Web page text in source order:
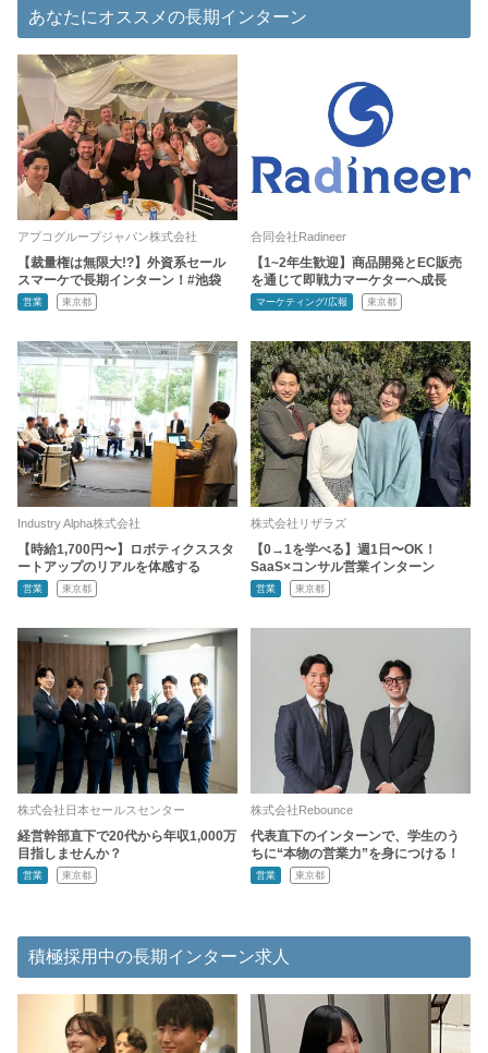
あなたにオススメの長期インターン
アプコグループジャパン株式会社
【裁量権は無限大!?】外資系セール
スマーケで長期インターン！#池袋
営業 東京都
合同会社Radineer
【1~2年生歓迎】商品開発とEC販売
を通じて即戦力マーケターへ成長
マーケティング/広報 東京都
Industry Alpha株式会社
【時給1,700円〜】ロボティクススタ
ートアップのリアルを体感する
営業 東京都
株式会社リザラズ
【0→1を学べる】週1日〜OK！
SaaS×コンサル営業インターン
営業 東京都
株式会社日本セールスセンター
経営幹部直下で20代から年収1,000万
目指しませんか？
営業 東京都
株式会社Rebounce
代表直下のインターンで、学生のう
ちに“本物の営業力”を身につける！
営業 東京都
積極採用中の長期インターン求人